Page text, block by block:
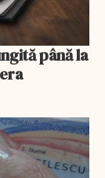
până la